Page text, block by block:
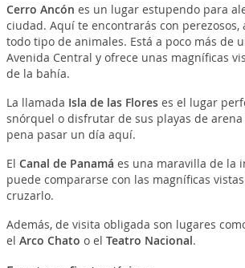
Cerro Ancón es un lugar estupendo para
ciudad. Aquí te encontrarás con perezosos,
todo tipo de animales. Está a poco más de
Avenida Central y ofrece unas magníficas
de la bahía.
La llamada Isla de las Floreses el lugar
snórquel o disfrutar de sus playas de
pena pasar un día aquí.
El Canal de Panamá es una maravilla de la
puede compararse con las magníficas
cruzarlo.
Además, de visita obligada son lugares
el Arco Chato o el Teatro Nacional.